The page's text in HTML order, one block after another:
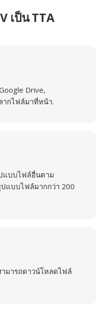
เป็น TTA
Drive,
ากไฟล์มาที่หน้า.
แบบไฟล์อื่นตาม
ปแบบไฟล์มากกว่า 200
มารถดาวน์โหลดไฟล์